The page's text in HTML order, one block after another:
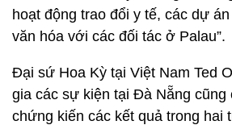
hoạt động trao đổi y tế, các dự
văn hóa với các đối tác ở Palau”.
Đại sứ Hoa Kỳ tại Việt Nam Ted
gia các sự kiện tại Đà Nẵng cũng
chứng kiến các kết quả trong hai